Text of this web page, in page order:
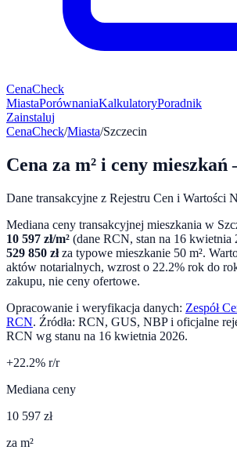
CenaCheck
MiastaPorównaniaKalkulatoryPoradnik
Zainstaluj
CenaCheck/Miasta/Szczecin
Cena za m² i ceny
Dane transakcyjne z Rejestru Cen i Wartości
Mediana ceny transakcyjnej mieszkania w
10 597 zł/m² (dane RCN, stan na 16 kwietnia
529 850 złza typowe mieszkanie 50 m².
aktów notarialnych, wzrost o 22.2% rok do
zakupu, nie ceny ofertowe.
Opracowanie i weryfikacja danych: Zespół
RCN. Źródła: RCN, GUS, NBP i oficjalne
RCN wg stanu na 16 kwietnia 2026.
+22.2% r/r
Mediana ceny
10 597 zł
za m²